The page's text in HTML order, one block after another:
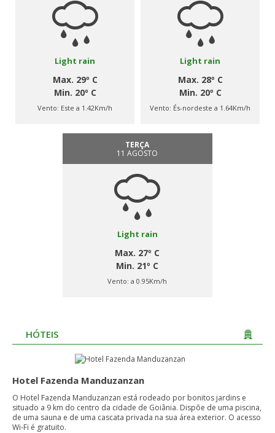
Light rain
Max. 29º C
Min. 20º C
Vento: Este a 1.42Km/h
Light rain
Max. 28º C
Min. 20º C
Vento: És-nordeste a 1.64Km/h
TERÇA
11 AGOSTO
Light rain
Max. 27º C
Min. 21º C
Vento:a 0.95Km/h
HÓTEIS
Hotel Fazenda Manduzanzan
O Hotel Fazenda Manduzanzan está rodeado por bonitos jardins e
situado a 9 km do centro da cidade de Goiânia. Dispõe de uma piscina,
de uma sauna e de uma cascata privada na sua área exterior. O acesso
Wi-Fi é gratuito.